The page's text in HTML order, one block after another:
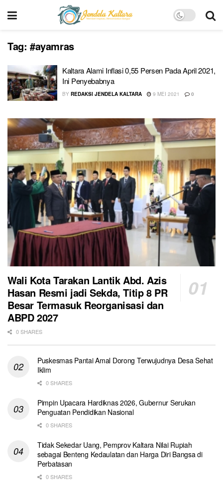
Tag: #ayamras
Kaltara Alami Inflasi 0,55 Persen Pada April 2021,
Ini Penyebabnya
BY REDAKSI JENDELA KALTARA 9 MEI 2021 0
Wali Kota Tarakan Lantik Abd. Azis
Hasan Resmi jadi Sekda, Titip 8 PR
Besar Termasuk Reorganisasi dan
ABPD 2027
0 SHARES
Puskesmas Pantai Amal Dorong Terwujudnya Desa Sehat
Iklim
0 SHARES
Pimpin Upacara Hardiknas 2026, Gubernur Serukan
Penguatan Pendidikan Nasional
0 SHARES
Tidak Sekedar Uang, Pemprov Kaltara Nilai Rupiah
sebagai Benteng Kedaulatan dan Harga Diri Bangsa di
Perbatasan
0 SHARES